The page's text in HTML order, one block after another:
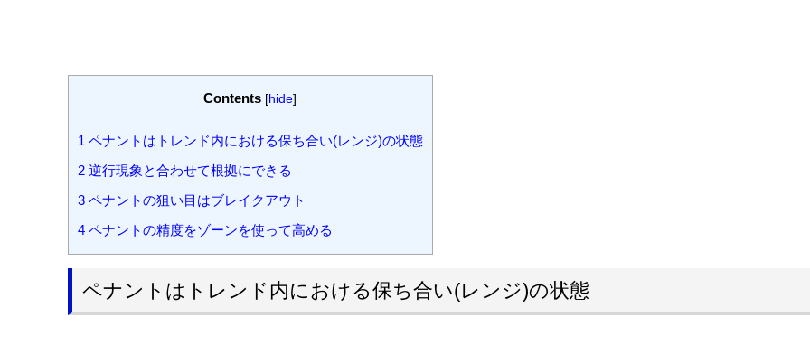
Contents [hide]
1 ペナントはトレンド内における保ち合い(レンジ)の状態
2逆行現象と合わせて根拠にできる
3ペナントの狙い目はブレイクアウト
4ペナントの精度をゾーンを使って高める
ペナントはトレンド内における保ち合い(レンジ)の状態